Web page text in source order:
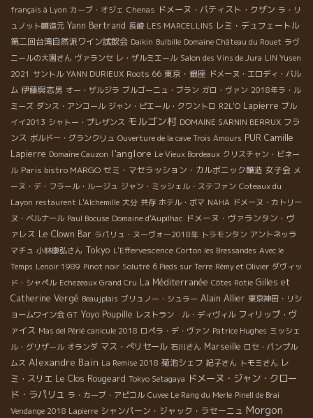
français à Lyon カーブ・オジェ Chenas ドメーヌ・バティスト・クザン ラ・リ
ュノット醸造元 Yann Bertrand 長崎 LES MARCELLINS レミ・デュフェートル
第二回台湾自然派ワイン試飲会 Daikin Bulbille Domaine Château du Rouet ラヴ
ニールの大園さん ヴァランセ レ・ザルミエール Salon des Vins de Jura LIN Yusen
2021 サントル YANN DURIEUX Roots 66 東京・銀座 ドメーヌ・エロディ・バル
ム 伊藤與志男 オー・ザルジラ ブルゴーニュ・ブラン ガロ・ヴァン 2018年ラ・ル
ミーズ ダンス・アンコール ジャン・ピエール・クワントロ R2L'O Lapierre ブル
イイ2013 シャトー・プレザンス モルゴン村 DOMAINE SARNIN BERRUX フラ
ンス ボルドー・グランクリュ Ouverture de la cave Trois Amours PUR Camille
Lapierre Domaine Cauzon l'anglore Le Vieux Bordeaux クリスチャン・ビネー
ル Paris bistro MARGO セミ・マセラッション・カルボニック醸造 女子会 メ
ーヌ・デ・フラール・ルージュ ジャン・ミッシェル・ステファン Coteaux du
Layon restaurent L'Alchemille 大分 共存 ホテル・ボマ NAHA ドメーヌ・カトリー
ヌ・ベルナール Paul Bocuse Domaine d'Aupilhac ドメーヌ・ヴァランタン・ヴ
ァレス Le Clown Bar ラパリュ・ヌーヴォー2018年 トラモンタン アントネッラ
マチュ 小林康弘さん Tokyo L'Effervescence Corton les Bressandes Avec le
Temps Lenoir 1989 Pinot noir Solutré 6 Pieds sur Terre Rémy et Olivier ダヴィッ
ド・シャペル Echezeaux Grand Cru La Méditerranée Côtes Rotie Gilles et
Catherine Vergé Beaujplais ブリュノー・シュラー Alain Allier 東京神田・リシ
ョームワイン会 GT Yoyo Poupille レストラン ル・ディヴィル フィリップ・ヴ
ァイス Mas del Périé canicule 2018 ロペラ・デ・ヴァン Patrice Hughes ミッシェ
ル・グリザール オランダ マス・ぺリセール 石川さん Marseille ロセ・パンプル
ムス Alexandre Bain La Remise 2018 菊池シェフ 紀子さん トモミさん レ
ミ・スリエ Le Clos Rougeard Tokyo Setagaya ドメーヌ・ジャン・クロー
ド・ラパリュ ラ・カーブ・アピコル Cuvee Le Rang du Merle Pinell de Brai
Vendange 2018 Lapierre シャンパーン・ジャック・ラセーニュ Morgon